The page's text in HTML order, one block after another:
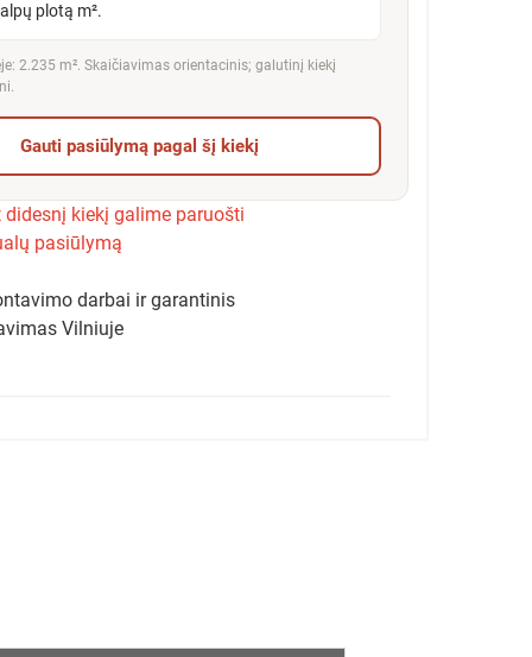
plotą m².
2.235 m². Skaičiavimas orientacinis; galutinį kiekį
Gauti pasiūlymą pagal šį kiekį
didesnį kiekį galime paruošti
pasiūlymą
darbai ir garantinis
Vilniuje